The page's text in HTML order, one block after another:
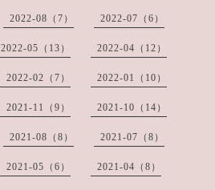
2022-08（7） 2022-07（6）
2022-05（13） 2022-04（12）
2022-02（7） 2022-01（10）
2021-11（9） 2021-10（14）
2021-08（8） 2021-07（8）
2021-05（6） 2021-04（8）